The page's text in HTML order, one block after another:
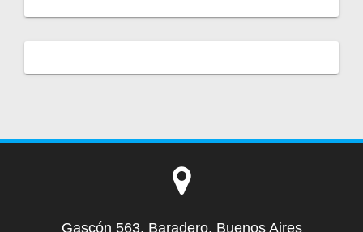
Gascón 563, Baradero, Buenos Aires